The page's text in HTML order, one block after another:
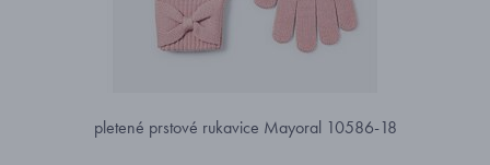
pletené prstové rukavice Mayoral 10586-18